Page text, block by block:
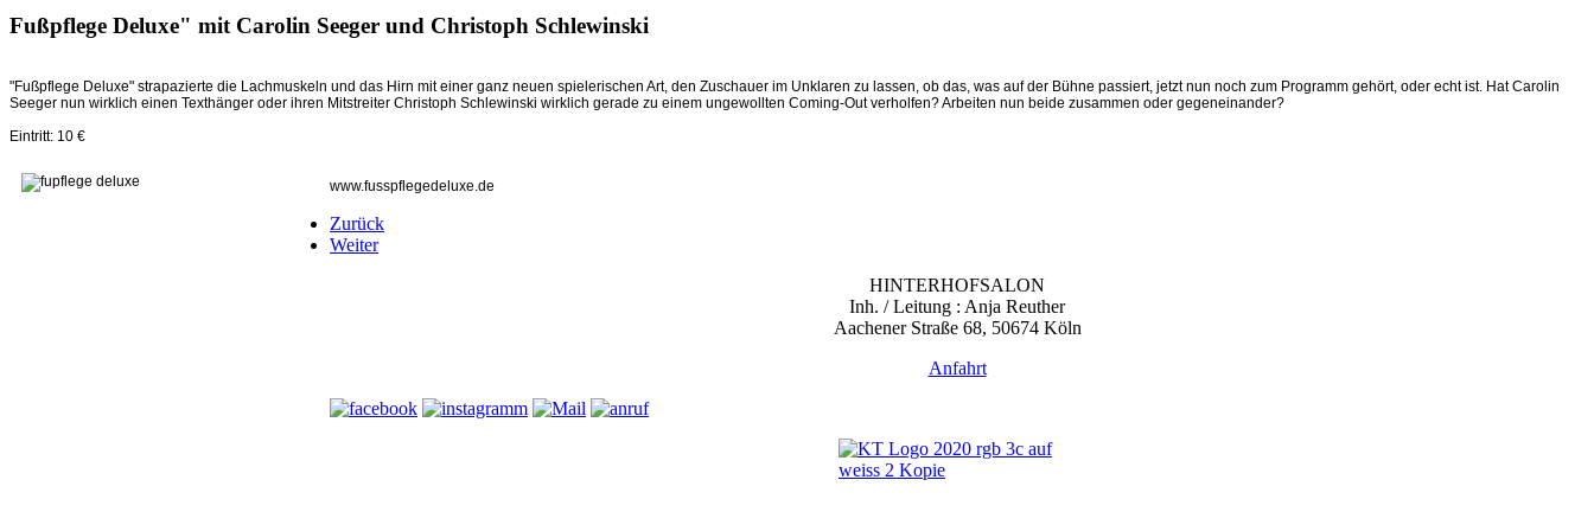
Fußpflege Deluxe" mit Carolin Seeger und Christoph Schlewinski
"Fußpflege Deluxe" strapazierte die Lachmuskeln und das Hirn mit einer ganz neuen spielerischen Art, den Zuschauer im Unklaren zu lassen, ob das, was auf der Bühne passiert, jetzt nun noch zum Programm gehört, oder echt ist. Hat Carolin
Seeger nun wirklich einen Texthänger oder ihren Mitstreiter Christoph Schlewinski wirklich gerade zu einem ungewollten Coming-Out verholfen? Arbeiten nun beide zusammen oder gegeneinander?
Eintritt: 10 €
www.fusspflegedeluxe.de
Zurück
Weiter
HINTERHOFSALON
Inh. / Leitung : Anja Reuther
Aachener Straße 68, 50674 Köln
Anfahrt